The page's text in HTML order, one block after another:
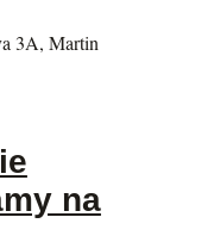
3A, Martin
na